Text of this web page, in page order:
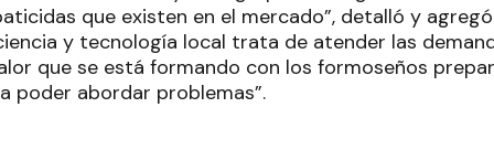
que existen en el mercado”, detalló y
y tecnología local trata de atender las
que se está formando con los formoseños
poder abordar problemas”.